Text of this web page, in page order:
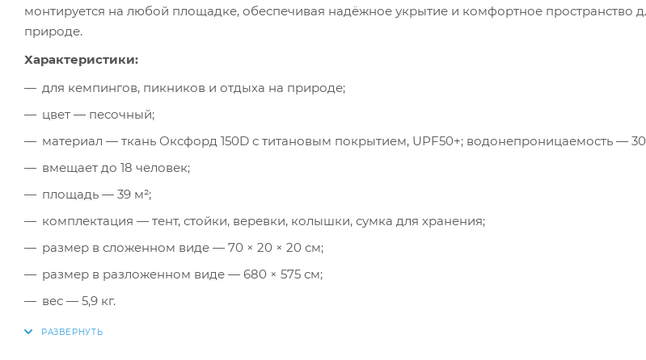
монтируется на любой площадке, обеспечивая надёжное укрытие и комфортное пространство
природе.
Характеристики:
для кемпингов, пикников и отдыха на природе;
цвет — песочный;
материал — ткань Оксфорд 150D с титановым покрытием, UPF50+; водонепроницаемость —
вмещает до 18 человек;
площадь — 39 м²;
комплектация — тент, стойки, веревки, колышки, сумка для хранения;
размер в сложенном виде — 70 × 20 × 20 см;
размер в разложенном виде — 680 × 575 см;
вес — 5,9 кг.